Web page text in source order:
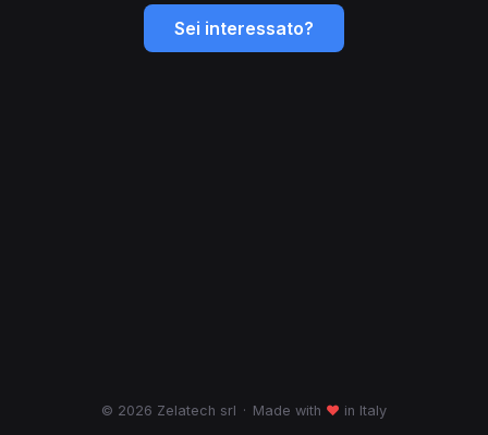
Sei interessato?
© 2026 Zelatech srl · Made with ♥ in Italy